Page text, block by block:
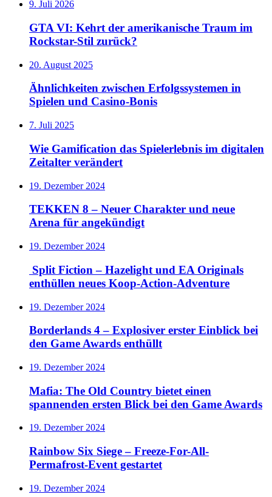
9. Juli 2026
GTA VI: Kehrt der amerikanische Traum im
Rockstar-Stil zurück?
20. August 2025
Ähnlichkeiten zwischen Erfolgssystemen in
Spielen und Casino‑Bonis
7. Juli 2025
Wie Gamification das Spielerlebnis im digitalen
Zeitalter verändert
19. Dezember 2024
TEKKEN 8 – Neuer Charakter und neue
Arena für angekündigt
19. Dezember 2024
Split Fiction – Hazelight und EA Originals
enthüllen neues Koop-Action-Adventure
19. Dezember 2024
Borderlands 4 – Explosiver erster Einblick bei
den Game Awards enthüllt
19. Dezember 2024
Mafia: The Old Country bietet einen
spannenden ersten Blick bei den Game Awards
19. Dezember 2024
Rainbow Six Siege – Freeze-For-All-
Permafrost-Event gestartet
19. Dezember 2024